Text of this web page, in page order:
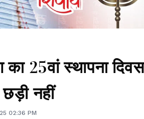
25वां स्थापना
नहीं
02:36 PM